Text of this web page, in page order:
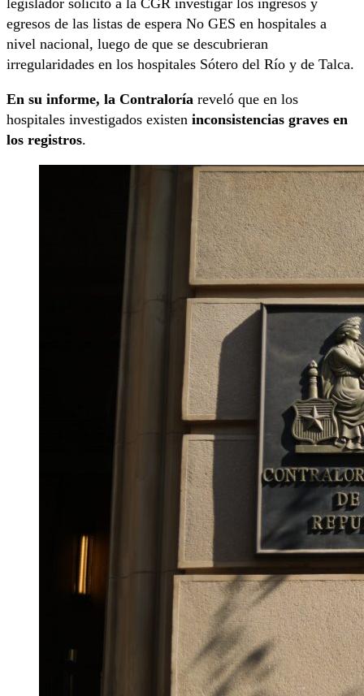
egresos de las listas de espera No GES en hospitales a
nivel nacional, luego de que se descubrieran
irregularidades en los hospitales Sótero del Río y de Talca.
En su informe, la Contraloría reveló que en los
hospitales investigados existen inconsistencias graves en
los registros.